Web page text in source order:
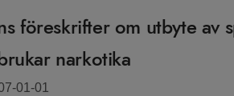
föreskrifter om utbyte av
narkotika
01-01